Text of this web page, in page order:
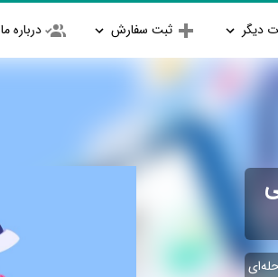
دیگر ثبت سفارش درباره ما